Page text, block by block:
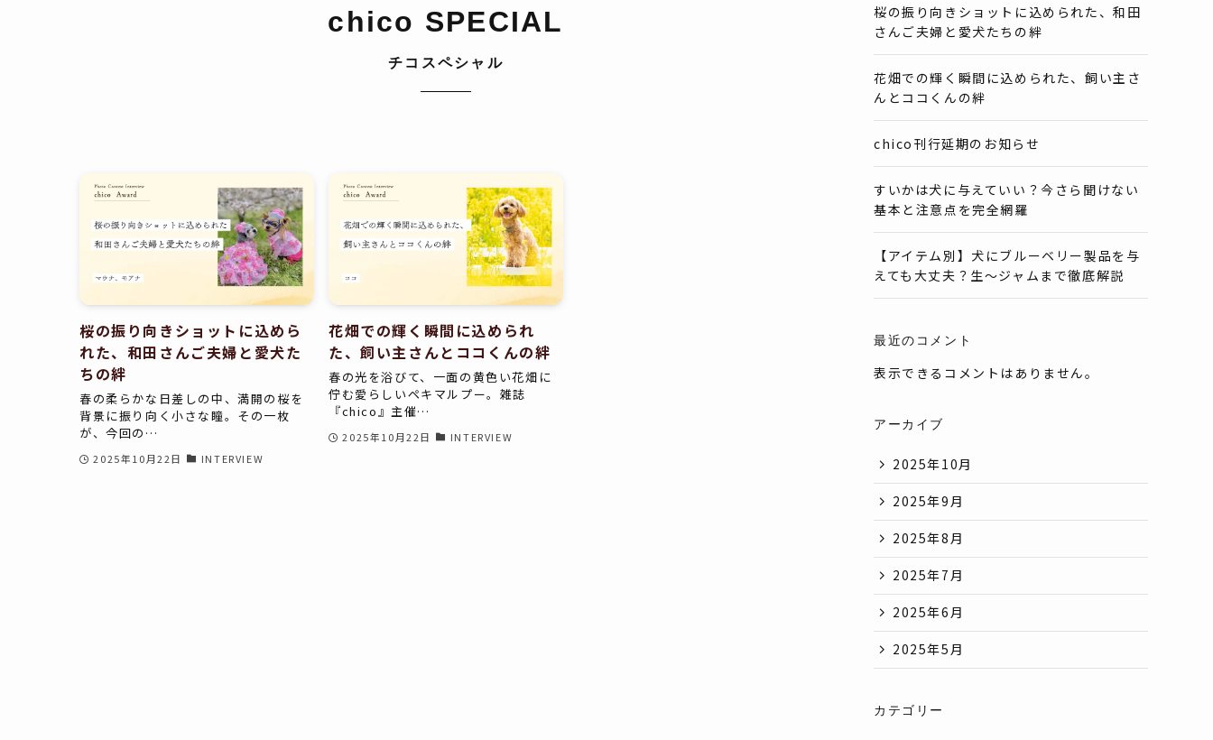
chico SPECIAL
チコスペシャル
桜の振り向きショットに込めら
れた、和田さんご夫婦と愛犬た
ちの絆
春の柔らかな日差しの中、満開の桜を
背景に振り向く小さな瞳。その一枚
が、今回の…
2025年10月22日 INTERVIEW
花畑での輝く瞬間に込められ
た、飼い主さんとココくんの絆
春の光を浴びて、一面の黄色い花畑に
佇む愛らしいペキマルプー。雑誌
『chico』主催…
2025年10月22日 INTERVIEW
桜の振り向きショットに込められた、和田
さんご夫婦と愛犬たちの絆
花畑での輝く瞬間に込められた、飼い主さ
んとココくんの絆
chico刊行延期のお知らせ
すいかは犬に与えていい？今さら聞けない
基本と注意点を完全網羅
【アイテム別】犬にブルーベリー製品を与
えても大丈夫？生〜ジャムまで徹底解説
最近のコメント
表示できるコメントはありません。
アーカイブ
2025年10月
2025年9月
2025年8月
2025年7月
2025年6月
2025年5月
カテゴリー